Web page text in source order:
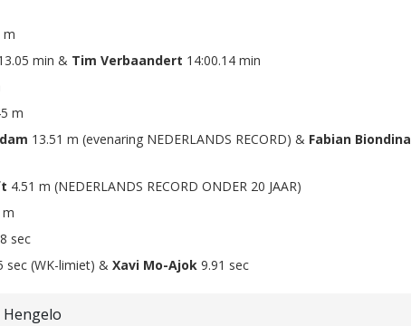
m
min & Tim Verbaandert 14:00.14 min
m
13.51 m (evenaring NEDERLANDS RECORD) & Fabian Biondina
4.51 m (NEDERLANDS RECORD ONDER 20 JAAR)
m
sec
sec (WK-limiet) & Xavi Mo-Ajok 9.91 sec